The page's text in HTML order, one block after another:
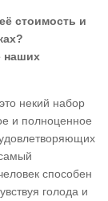
стоимость и
наших
некий набор
и полноценное
способен
голода и